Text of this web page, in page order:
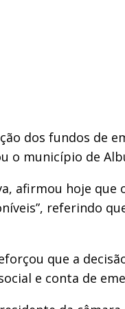
dos fundos de
o município de
afirmou hoje
referindo
que a
e conta de